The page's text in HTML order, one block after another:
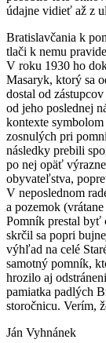
údajne vidieť až z
Bratislavčania k
tlači k nemu
V roku 1930 ho
Masaryk, ktorý sa
dostal od
od jeho poslednej
kontexte
zosnulých pri
následky prebili
po nej opäť
obyvateľstva,
V neposlednom
a pozemok
Pomník prestal byť
skrčil sa popri
výhľad na celé
samotný pomník,
hrozilo aj
pamiatka padlých
storočnicu. Verím,
Ján Vyhnánek